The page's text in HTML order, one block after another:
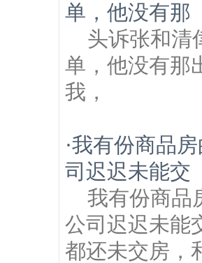
单，他没有那
头诉张和清
单，他没有那
我，
·我有份商品
司迟迟未能交
我有份商品
公司迟迟未能
都还未交房，